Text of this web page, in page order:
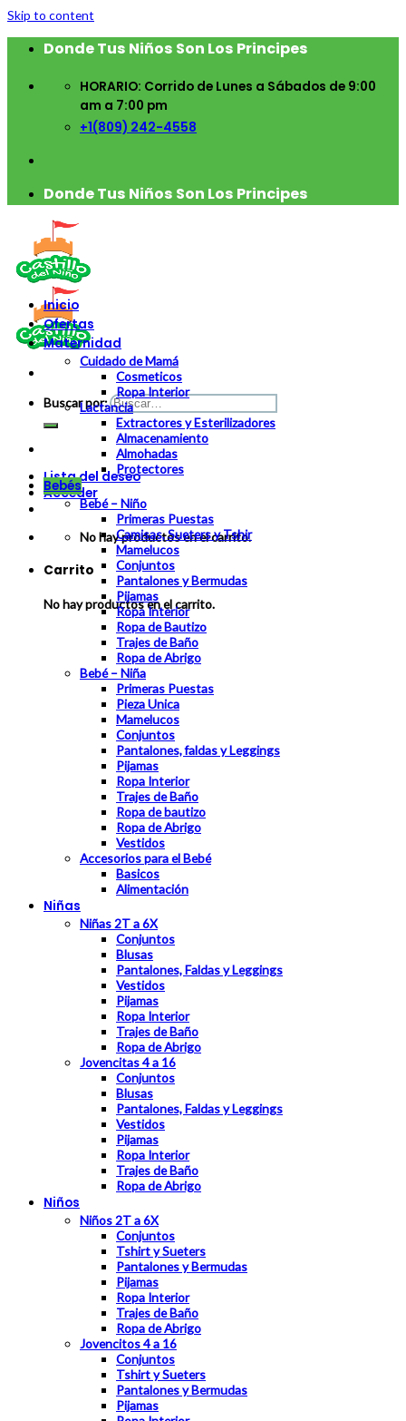
Skip to content
Donde Tus Niños Son Los Principes
HORARIO: Corrido de Lunes a Sábados de 9:00
am a 7:00 pm
+1(809) 242-4558
Donde Tus Niños Son Los Principes
Buscar por:
Lista del deseo
Acceder
No hay productos en el carrito.
Carrito
No hay productos en el carrito.
Inicio
Ofertas
Maternidad
Cuidado de Mamá
Cosmeticos
Ropa Interior
Lactancia
Extractores y Esterilizadores
Almacenamiento
Almohadas
Protectores
Bebés
Bebé – Niño
Primeras Puestas
Camisas, Sueters y Tshir
Mamelucos
Conjuntos
Pantalones y Bermudas
Pijamas
Ropa Interior
Ropa de Bautizo
Trajes de Baño
Ropa de Abrigo
Bebé – Niña
Primeras Puestas
Pieza Unica
Mamelucos
Conjuntos
Pantalones, faldas y Leggings
Pijamas
Ropa Interior
Trajes de Baño
Ropa de bautizo
Ropa de Abrigo
Vestidos
Accesorios para el Bebé
Basicos
Alimentación
Niñas
Niñas 2T a 6X
Conjuntos
Blusas
Pantalones, Faldas y Leggings
Vestidos
Pijamas
Ropa Interior
Trajes de Baño
Ropa de Abrigo
Jovencitas 4 a 16
Conjuntos
Blusas
Pantalones, Faldas y Leggings
Vestidos
Pijamas
Ropa Interior
Trajes de Baño
Ropa de Abrigo
Niños
Niños 2T a 6X
Conjuntos
Tshirt y Sueters
Pantalones y Bermudas
Pijamas
Ropa Interior
Trajes de Baño
Ropa de Abrigo
Jovencitos 4 a 16
Conjuntos
Tshirt y Sueters
Pantalones y Bermudas
Pijamas